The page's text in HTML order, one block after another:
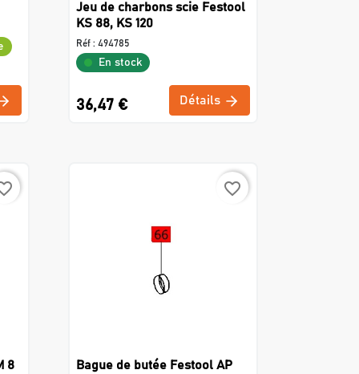
Jeu de charbons scie Festool
KS 88, KS 120
Réf : 494785
En stock
36,47 € Détails
8
favorite_border
Bague de butée Festool AP